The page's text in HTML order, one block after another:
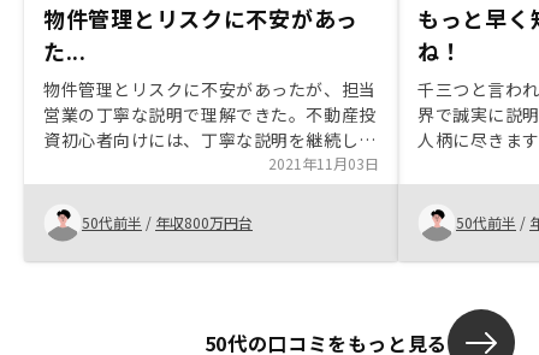
物件管理とリスクに不安があっ
た...
物件管理とリスクに不安があったが、担当
営業の丁寧な説明で理解できた。不動産投
資初心者向けには、丁寧な説明を継続して
2021年11月03日
50代前半 / 年収800万円台
もっと早く
ね！
千三つと言わ
界で誠実に説
人柄に尽きま
されるGAテク
に賛同します。
50代前半 /
50代の口コミをもっと見る